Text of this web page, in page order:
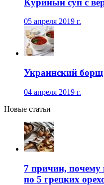
Куриный суп с
05 апреля 2019 г.
Украинский борщ
04 апреля 2019 г.
Новые статьи
7 причин, почему
по 5 грецких